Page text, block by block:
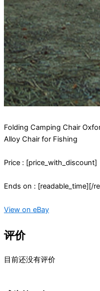
Folding Camping Chair
Alloy Chair for Fishing
Price : [price_with_discount]
Ends on : [readable_time][/
View on eBay
评价
目前还没有评价